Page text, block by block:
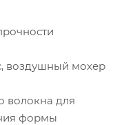
воздушный мохер
волокна для
формы